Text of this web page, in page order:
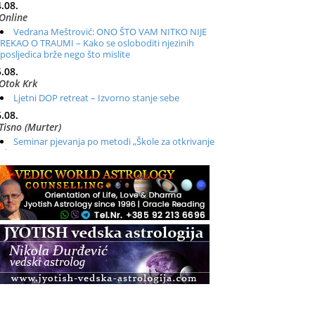
Vedrana Meštrović: ONO ŠTO VAM NITKO NIJE
REKAO O TRAUMI – Kako se osloboditi njezinih
posljedica brže nego što mislite
Krk
Ljetni DOP retreat – Izvorno stanje sebe
(Murter)
Seminar pjevanja po metodi „Škole za otkrivanje
glasa“
Radionica: Pomagači iz drugih dimenzija Online –
otvoreno za sve
Osnovni ThetaHealing® tečaj, Zagreb i Online